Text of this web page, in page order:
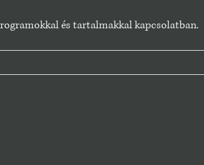
és tartalmakkal kapcsolatban.